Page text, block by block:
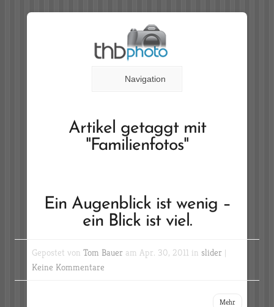
Navigation
Artikel getaggt mit
"Familienfotos"
Ein Augenblick ist wenig –
ein Blick ist viel.
Gepostet von Tom Bauer am Apr. 30, 2011 in slider |
Keine Kommentare
Mehr